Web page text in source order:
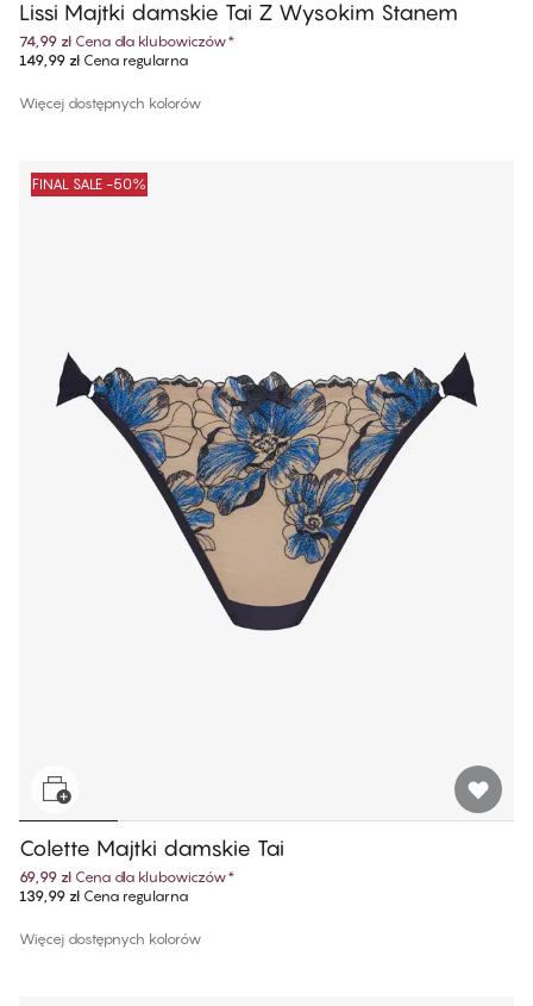
Lissi Majtki damskie Tai Z Wysokim Stanem
74,99 zł Cena dla klubowiczów*
149,99 złCena regularna
Więcej dostępnych kolorów
FINAL SALE -50%
Colette Majtki damskie Tai
69,99 zł Cena dla klubowiczów*
139,99 złCena regularna
Więcej dostępnych kolorów